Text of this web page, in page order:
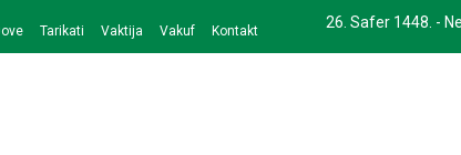
26. Safer 1448. -
Tarikati Vaktija Vakuf Kontakt